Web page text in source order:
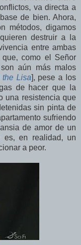
va directa a
de bien. Ahora,
métodos, digamos
destruir a la
entre ambas
que, como el Señor
aún más malos
Lisa], pese a los
de hacer que la
una resistencia que
sin pinta de
sufriendo
de amor de un
en realidad, un
a peor.